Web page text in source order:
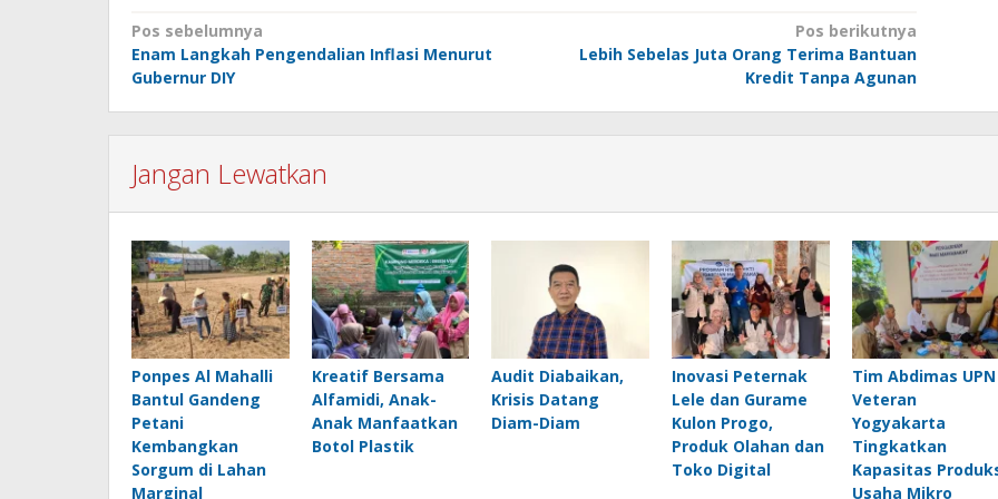
Navigasi
pos
Pos sebelumnya
Enam Langkah Pengendalian Inflasi Menurut
Gubernur DIY
Pos berikutnya
Lebih Sebelas Juta Orang Terima Bantuan
Kredit Tanpa Agunan
Jangan Lewatkan
Ponpes Al Mahalli
Bantul Gandeng
Petani
Kembangkan
Sorgum di Lahan
Marginal
Kreatif Bersama
Alfamidi, Anak-
Anak Manfaatkan
Botol Plastik
Audit Diabaikan,
Krisis Datang
Diam-Diam
Inovasi Peternak
Lele dan Gurame
Kulon Progo,
Produk Olahan dan
Toko Digital
Tim Abdimas UPN
Veteran
Yogyakarta
Tingkatkan
Kapasitas
Usaha Mikro